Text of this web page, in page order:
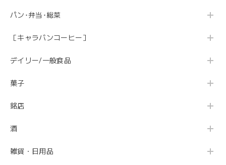
パン･弁当･総菜
［キャラバンコーヒー］
デイリー/一般食品
菓子
銘店
酒
雑貨・日用品